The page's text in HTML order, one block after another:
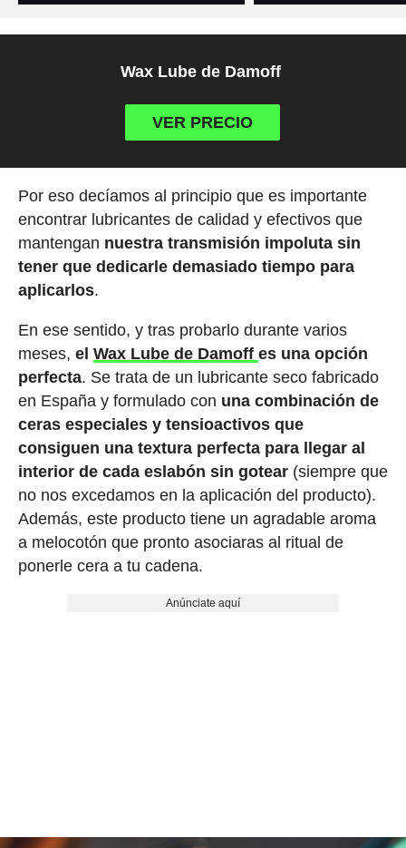
Wax Lube de Damoff
VER PRECIO
Por eso decíamos al principio que es importante
encontrar lubricantes de calidad y efectivos que
mantengan nuestra transmisión impoluta sin
tener que dedicarle demasiado tiempo para
aplicarlos.
En ese sentido, y tras probarlo durante varios
meses, el Wax Lube de Damoff es una opción
perfecta. Se trata de un lubricante seco fabricado
en España y formulado con una combinación de
ceras especiales y tensioactivos que
consiguen una textura perfecta para llegar al
interior de cada eslabón sin gotear(siempre que
no nos excedamos en la aplicación del producto).
Además, este producto tiene un agradable aroma
a melocotón que pronto asociaras al ritual de
ponerle cera a tu cadena.
Anúnciate aquí